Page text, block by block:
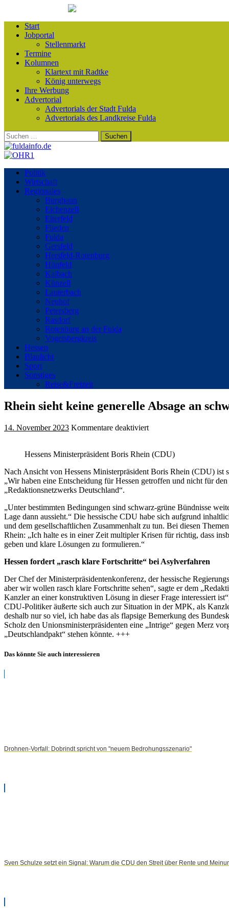
Start
Jobportal
Stellenmarkt
Termine
Kolumnen
Klartext mit Radtke
König unterwegs
Ihre Werbung
Advertorial
Advertorials der Stadt Fulda
Advertorials des Landkreise Fulda
Suchen
nach:
Politik
Wirtschaft
Regionales
Burghaun
Eichenzell
Eiterfeld
Flieden
Fulda
Gersfeld
Hersfeld-Rotenburg
Hünfeld
Kalbach
Künzell
Lauterbach
Neuhof
Petersberg
Rasdorf
Rotenburg an der Fulda
Vogelsbergkreis
Hessen
Blaulicht
Sport
Sonstiges
Reise&Freizeit
Rhein sieht keine generelle Absage an
14. November 2023 Kommentare deaktiviertfür
keine
Absage
an
Bündnisse
Hessens Ministerpräsident Boris Rhein (CDU)
Nach Ansicht von Hessens Ministerpräsident Boris Rhein (CDU) ist
„Wir haben eine Entscheidung für Hessen getroffen und nicht für
„Redaktionsnetzwerks Deutschland“.
„Unter bestimmten Bedingungen sind schwarz-grüne Bündnisse
Lage dann aussieht.“ Die hessische CDU habe sich aufgrund
und dem gesellschaftlichen Zusammenhalt zu tun. Bei diesen
Rhein: „Ich halte es in einer Zeit multipler Krisen für richtig, dass
geben und klare Lösungen zu formulieren.“
Hessen fordert „rasch klare Fortschritte“ bei Asylverfahren
Der Chef der Ministerpräsidentenkonferenz, der hessische
aber wir wollen rasch klare Fortschritte sehen“, sagte er dem
Kanzler an einer konstruktiven Lösung in dieser Frage interessiert
CDU-Politiker äußerte sich auch zur Situation in der MPK, als
deshalb nur so viel, ich habe das als flapsige Bemerkung des
Scholz den Unionsministerpräsidenten eine „Intrige“ gegen Merz
„Deutschlandpakt“ stehen könnte. +++
Das könnte Sie auch interessieren
Drohnen-Vorfall: Dobrindt spricht von "neuem Bedrohungsszenario"
Sven Schulze setzt ein Signal: Warum die CDU den Streit über Rente und